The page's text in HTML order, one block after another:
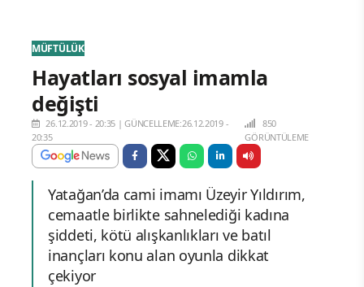
MÜFTÜLÜK
Hayatları sosyal imamla
değişti
26.12.2019 - 20:35 |GÜNCELLEME:26.12.2019 -
20:35
850
GÖRÜNTÜLEME
Yatağan’da cami imamı Üzeyir Yıldırım,
cemaatle birlikte sahnelediği kadına
şiddeti, kötü alışkanlıkları ve batıl
inançları konu alan oyunla dikkat
çekiyor